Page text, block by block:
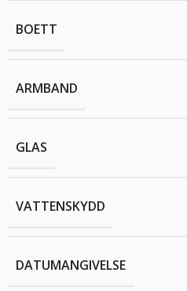
BOETT
ARMBAND
GLAS
VATTENSKYDD
DATUMANGIVELSE